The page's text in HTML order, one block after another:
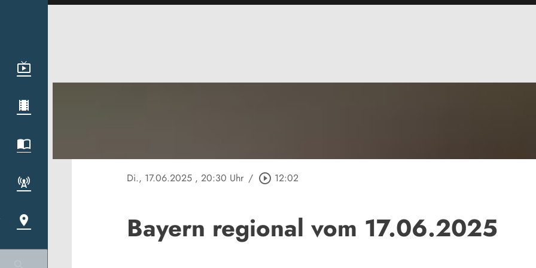
Di., 17.06.2025 , 20:30 Uhr / play_circle_outline 12:02
Bayern regional vom 17.06.2025